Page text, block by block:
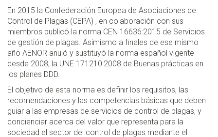
En 2015 la Confederación Europea de Asociaciones de
Control de Plagas (CEPA) , en colaboración con sus
miembros publicó la norma CEN 16636:2015 de Servicios
de gestión de plagas. Asimismo a finales de ese mismo
año AENOR anuló y sustituyó la norma español vigente
desde 2008, la UNE 171210:2008 de Buenas prácticas en
los planes DDD.
El objetivo de esta norma es definir los requisitos, las
recomendaciones y las competencias básicas que deben
guiar a las empresas de servicios de control de plagas, y
concienciar acerca del valor que representa para la
sociedad el sector del control de plagas mediante el